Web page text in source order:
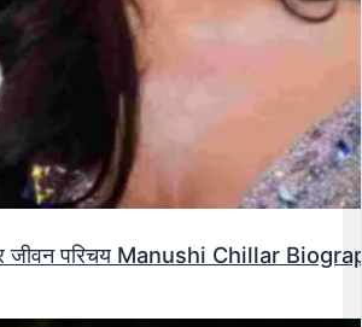
जीवन परिचय Manushi Chillar